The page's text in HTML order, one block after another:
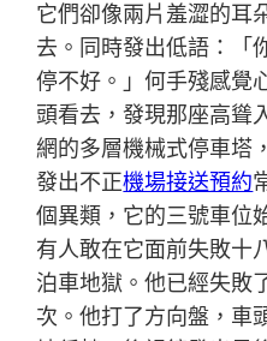
它們卻像兩片羞澀的耳
去。同時發出低語：「
停不好。」何手殘感覺
頭看去，發現那座高聳
網的多層機械式停車塔
發出不正機場接送預約
個異類，它的三號車位
有人敢在它面前失敗十
泊車地獄。他已經失敗
次。他打了方向盤，車